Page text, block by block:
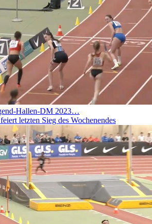
Hallen-DM 2023…
letzten Sieg des Wochenendes